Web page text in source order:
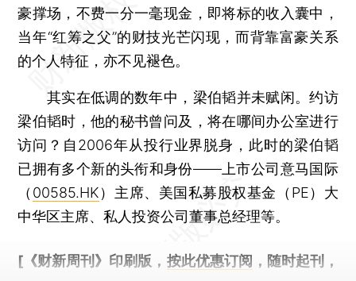
豪撑场，不费一分一毫现金，即将标的收入囊中，
当年“红筹之父”的财技光芒闪现，而背靠富豪关系
的个人特征，亦不见褪色。
其实在低调的数年中，梁伯韬并未赋闲。约访
梁伯韬时，他的秘书曾问及，将在哪间办公室进行
访问？自2006年从投行业界脱身，此时的梁伯韬
已拥有多个新的头衔和身份——上市公司意马国际
（ 00585.HK）主席、美国私募股权基金（PE）大
中华区主席、私人投资公司董事总经理等。
[《财新周刊》印刷版， 按此优惠订阅 ，随时起刊，